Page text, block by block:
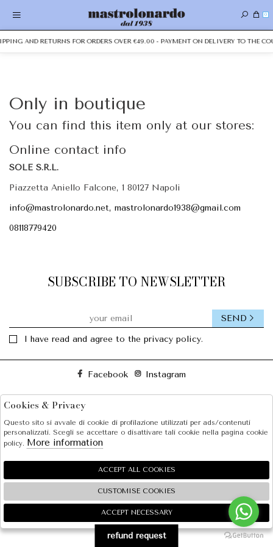
0
AND RETURNS FOR ORDERS OVER €49.00 - PAYMENT ON DELIVERY TO THE
Only in boutique
You can find this item only at our stores:
Online contact info
SOLE S.R.L.
Piazzetta Aniello Falcone, 1 80127 Napoli
info@mastrolonardo.net, mastrolonardo1938@gmail.com
08118779420
SUBSCRIBE TO NEWSLETTER
I have read and agree to the privacy policy.
SEND
Facebook Instagram
SHOPPING
EXTRA
gruppo Zucchetti
🍪
refund request
Cookies & Privacy
Questo sito si avvale di cookie di profilazione utilizzati per ads/contenuti
personalizzati. Scegli se accettare o disattivare tali cookie nella pagina cookie
policy. More information
ACCEPT ALL COOKIES
CUSTOMISE COOKIES
ACCEPT NECESSARY